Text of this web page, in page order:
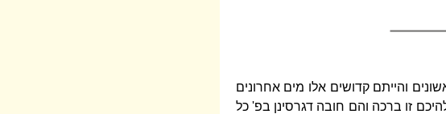
והייתם קדושים אלו מים אחרונים
זו ברכה והם חובה דגרסינן בפ' כל